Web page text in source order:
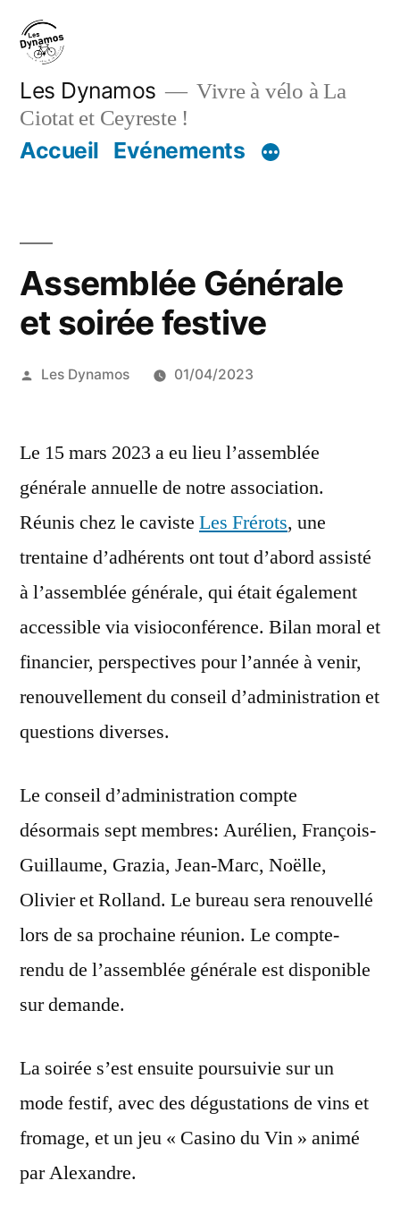
Aller
contenu
Les Dynamos
Vivre à vélo à La
Ciotat et Ceyreste !
Accueil Evénements
Assemblée Générale
et soirée festive
Publié
Les Dynamos 01/04/2023
Le 15 mars 2023 a eu lieu l’assemblée
générale annuelle de notre association.
Réunis chez le caviste Les Frérots, une
trentaine d’adhérents ont tout d’abord assisté
à l’assemblée générale, qui était également
accessible via visioconférence. Bilan moral et
financier, perspectives pour l’année à venir,
renouvellement du conseil d’administration et
questions diverses.
Le conseil d’administration compte
désormais sept membres: Aurélien, François-
Guillaume, Grazia, Jean-Marc, Noëlle,
Olivier et Rolland. Le bureau sera renouvellé
lors de sa prochaine réunion. Le compte-
rendu de l’assemblée générale est disponible
sur demande.
La soirée s’est ensuite poursuivie sur un
mode festif, avec des dégustations de vins et
fromage, et un jeu « Casino du Vin » animé
par Alexandre.